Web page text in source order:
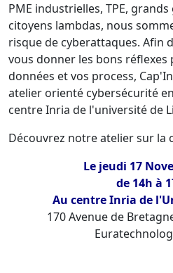
PME industrielles, TPE,
citoyens lambdas, nous
risque de cyberattaques. Afin
vous donner les bons réflexes
données et vos process,
atelier orienté cybersécurité
centre Inria de l'université de
Découvrez notre atelier sur la
Le jeudi 17
de 14h à
Au centre Inria de
170 Avenue de